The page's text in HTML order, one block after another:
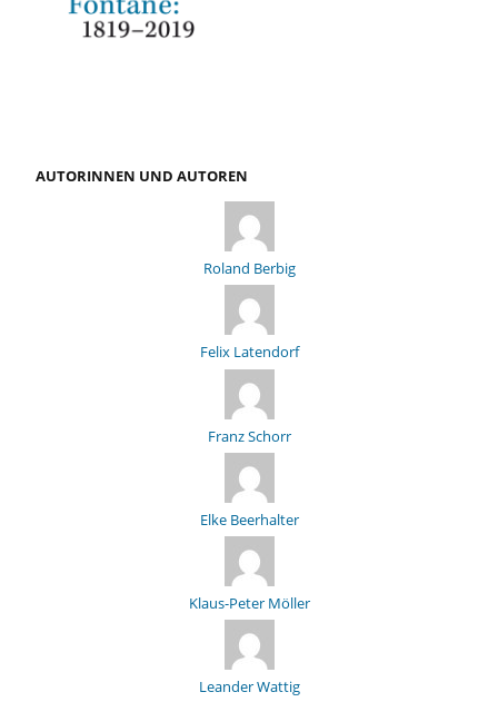
AUTORINNEN UND AUTOREN
Roland Berbig
Felix Latendorf
Franz Schorr
Elke Beerhalter
Klaus-Peter Möller
Leander Wattig